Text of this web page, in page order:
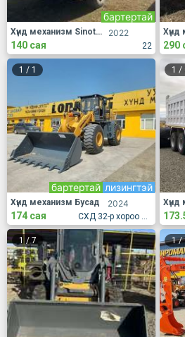
2022
бартертай
22
Хүнд механизм Sinotruk
140 сая
Хүнд
290
1 / 1
2024
лизингтэй
бартертай
СХД 32-р хороо 384-р гарам Эмээлт өгсөх зам дагуу
Хүнд механизм Бусад
174 сая
1 /
Хүнд
1 /7 1/